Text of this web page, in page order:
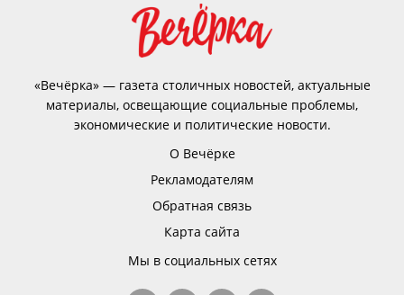
«Вечёрка» — газета столичных новостей, актуальные
материалы, освещающие социальные проблемы,
экономические и политические новости.
О Вечёрке
Рекламодателям
Обратная связь
Карта сайта
Мы в социальных сетях